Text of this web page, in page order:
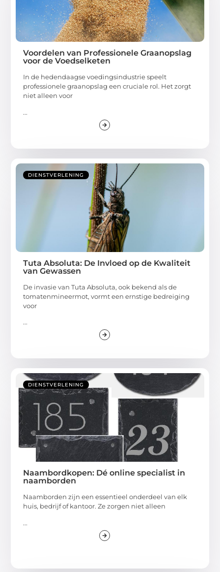
Voordelen van Professionele Graanopslag
voor de Voedselketen
In de hedendaagse voedingsindustrie speelt
professionele graanopslag een cruciale rol. Het zorgt
niet alleen voor
...
DIENSTVERLENING
Tuta Absoluta: De Invloed op de Kwaliteit
van Gewassen
De invasie van Tuta Absoluta, ook bekend als de
tomatenmineermot, vormt een ernstige bedreiging
voor
...
DIENSTVERLENING
Naambordkopen: Dé online specialist in
naamborden
Naamborden zijn een essentieel onderdeel van elk
huis, bedrijf of kantoor. Ze zorgen niet alleen
...